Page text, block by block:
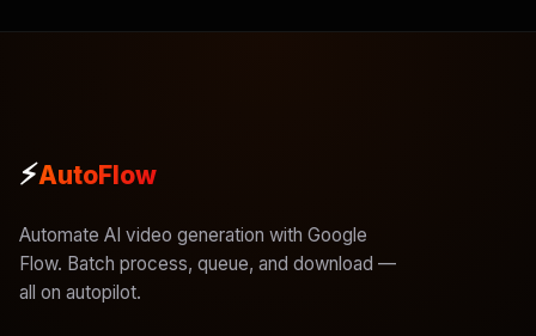
⚡AutoFlow
Automate AI video generation with Google
Flow. Batch process, queue, and download —
all on autopilot.